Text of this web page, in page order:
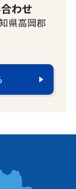
わせ
県高岡郡